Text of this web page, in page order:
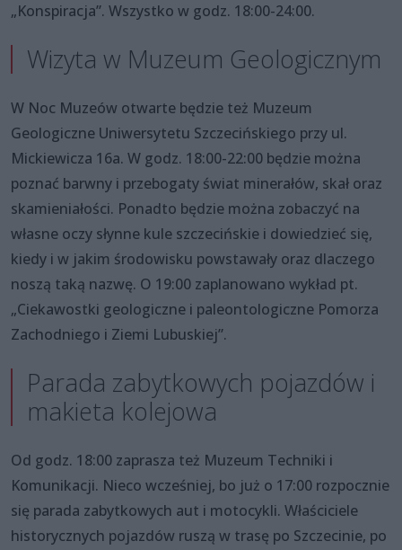
„Konspiracja”. Wszystko w godz. 18:00-24:00.
Wizyta w Muzeum Geologicznym
W Noc Muzeów otwarte będzie też Muzeum
Geologiczne Uniwersytetu Szczecińskiego przy ul.
Mickiewicza 16a. W godz. 18:00-22:00 będzie można
poznać barwny i przebogaty świat minerałów, skał oraz
skamieniałości. Ponadto będzie można zobaczyć na
własne oczy słynne kule szczecińskie i dowiedzieć się,
kiedy i w jakim środowisku powstawały oraz dlaczego
noszą taką nazwę. O 19:00 zaplanowano wykład pt.
„Ciekawostki geologiczne i paleontologiczne Pomorza
Zachodniego i Ziemi Lubuskiej”.
Parada zabytkowych pojazdów i
makieta kolejowa
Od godz. 18:00 zaprasza też Muzeum Techniki i
Komunikacji. Nieco wcześniej, bo już o 17:00 rozpocznie
się parada zabytkowych aut i motocykli. Właściciele
historycznych pojazdów ruszą w trasę po Szczecinie, po